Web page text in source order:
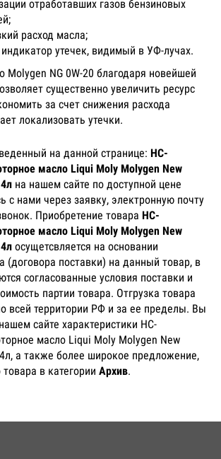
отработавших газов бензиновых
расход масла;
утечек, видимый в УФ-лучах.
Molygen NG 0W-20 благодаря новейшей
существенно увеличить ресурс
за счет снижения расхода
локализовать утечки.
на данной странице: НС-
масло Liqui Moly Molygen New
на нашем сайте по доступной цене
с нами через заявку, электронную почту
Приобретение товара НС-
масло Liqui Moly Molygen New
осущетсвляется на основании
(договора поставки) на данный товар, в
согласованные условия поставки и
партии товара. Отгрузка товара
всей территории РФ и за ее пределы. Вы
сайте характеристики НС-
масло Liqui Moly Molygen New
а также более широкое предложение,
в категории Архив.